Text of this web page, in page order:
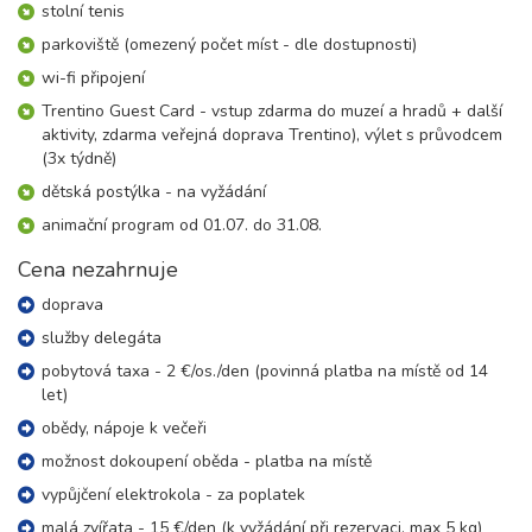
6 600 Kč rezervovat
06.09. - 10.09.26
neděle - čtvrtek
5 dní (4 noci)
8 800 Kč rezervovat
06.09. - 11.09.26
neděle - pátek
11 000 Kč
06.09. - 13.09.26
neděle - neděle
15 300 Kč
13.09. - 15.09.26
neděle - úterý
3 dny (2 noci)
4 400 Kč
13.09. - 16.09.26
neděle - středa
4 dny (3 noci)
stolní tenis
parkoviště (omezený počet míst - dle dostupnosti)
wi-fi připojení
Trentino Guest Card - vstup zdarma do muzeí a hradů + další
aktivity, zdarma veřejná doprava Trentino), výlet s průvodcem
(3x týdně)
dětská postýlka - na vyžádání
animační program od 01.07. do 31.08.
Cena nezahrnuje
doprava
služby delegáta
pobytová taxa - 2 €/os./den (povinná platba na místě od 14
let)
obědy, nápoje k večeři
možnost dokoupení oběda - platba na místě
vypůjčení elektrokola - za poplatek